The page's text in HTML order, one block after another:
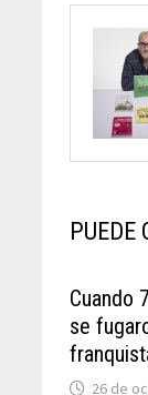
PUEDE
Cuando
se
26 de